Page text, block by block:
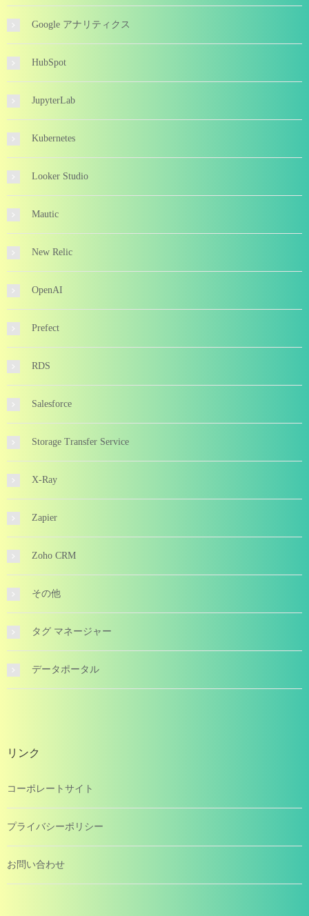
Google アナリティクス
HubSpot
JupyterLab
Kubernetes
Looker Studio
Mautic
New Relic
OpenAI
Prefect
RDS
Salesforce
Storage Transfer Service
X-Ray
Zapier
Zoho CRM
その他
タグ マネージャー
データポータル
リンク
コーポレートサイト
プライバシーポリシー
お問い合わせ